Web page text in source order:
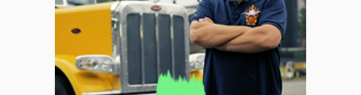
Steinbock Kommissionierer
Steinbock Niederhubwagen
Steinbock Schubmaststapler